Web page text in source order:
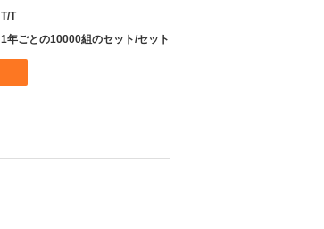
T/T
1年ごとの10000組のセット/セット